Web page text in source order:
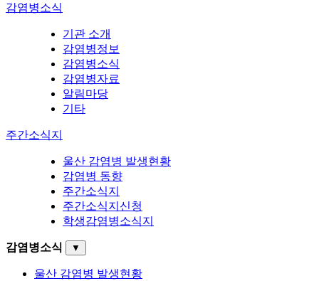
감염병소식
기관 소개
감염병정보
감염병소식
감염병자료
알림마당
기타
주간소식지
울산 감염병 발생현황
감염병 동향
주간소식지
주간소식지신청
학생감염병소식지
감염병소식 ▼
울산 감염병 발생현황